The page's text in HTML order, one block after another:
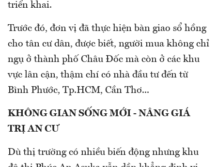
triển khai.
Trước đó, đơn vị đã thực hiện bàn giao sổ hồng
cho tân cư dân, được biết, người mua không chỉ
ngụ ở thành phố Châu Đốc mà còn ở các khu
vực lân cận, thậm chí có nhà đầu tư đến từ
Bình Phước, Tp.HCM, Cần Thơ...
KHÔNG GIAN SỐNG MỚI - NÂNG GIÁ
TRỊ AN CƯ
Dù thị trường có nhiều biến động nhưng khu